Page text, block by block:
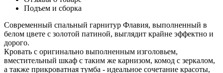
Подъем и сборка
Современный спальный гарнитур Флавия, выполненный в
белом цвете с золотой патиной, выглядит крайне эффектно и
дорого.
Кровать с оригинально выполненным изголовьем,
вместительный шкаф с таким же карнизом, комод с зеркалом,
а также прикроватная тумба - идеальное сочетание красоты,